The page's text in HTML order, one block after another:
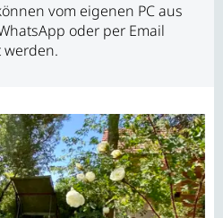
vom eigenen PC aus
oder per Email
werden.